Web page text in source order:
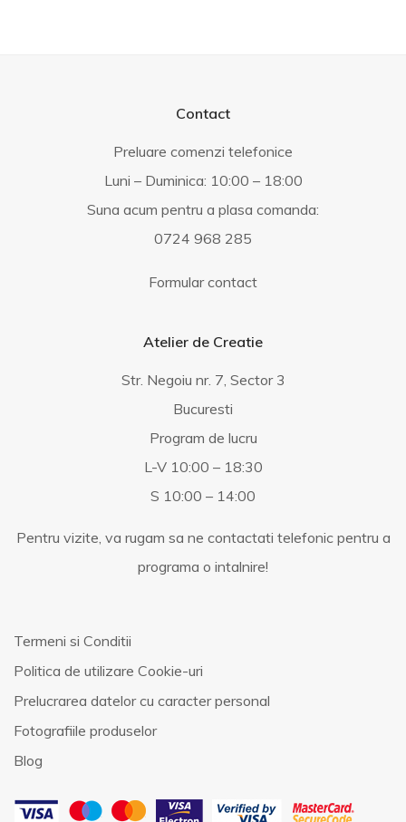
Contact
Preluare comenzi telefonice
Luni – Duminica: 10:00 – 18:00
Suna acum pentru a plasa comanda:
0724 968 285
Formular contact
Atelier de Creatie
Str. Negoiu nr. 7, Sector 3
Bucuresti
Program de lucru
L-V 10:00 – 18:30
S 10:00 – 14:00
Pentru vizite, va rugam sa ne contactati telefonic pentru a
programa o intalnire!
Termeni si Conditii
Politica de utilizare Cookie-uri
Prelucrarea datelor cu caracter personal
Fotografiile produselor
Blog